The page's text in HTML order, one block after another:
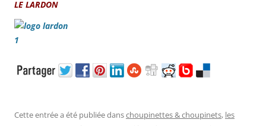
LE LARDON
Cette entrée a été publiée danschoupinettes & choupinets, les